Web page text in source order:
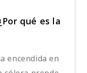
qué es la
encendida en